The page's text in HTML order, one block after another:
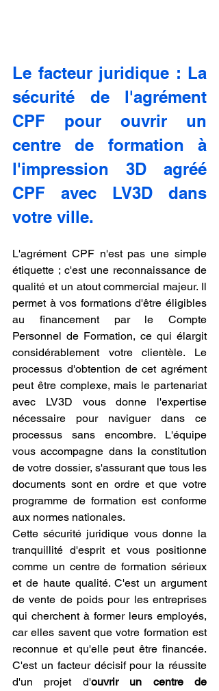
Le facteur juridique : La
sécurité de l'agrément
CPF pour ouvrir un
centre de formation à
l'impression 3D agréé
CPF avec LV3D dans
votre ville.
L'agrément CPF n'est pas une simple
étiquette ; c'est une reconnaissance de
qualité et un atout commercial majeur. Il
permet à vos formations d'être éligibles
au financement par le Compte
Personnel de Formation, ce qui élargit
considérablement votre clientèle. Le
processus d'obtention de cet agrément
peut être complexe, mais le partenariat
avec LV3D vous donne l'expertise
nécessaire pour naviguer dans ce
processus sans encombre. L'équipe
vous accompagne dans la constitution
de votre dossier, s'assurant que tous les
documents sont en ordre et que votre
programme de formation est conforme
aux normes nationales.
Cette sécurité juridique vous donne la
tranquillité d'esprit et vous positionne
comme un centre de formation sérieux
et de haute qualité. C'est un argument
de vente de poids pour les entreprises
qui cherchent à former leurs employés,
car elles savent que votre formation est
reconnue et qu'elle peut être financée.
C'est un facteur décisif pour la réussite
d'un projet d'ouvrir un centre de